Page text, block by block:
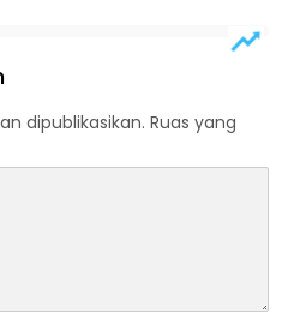
dipublikasikan. Ruas yang